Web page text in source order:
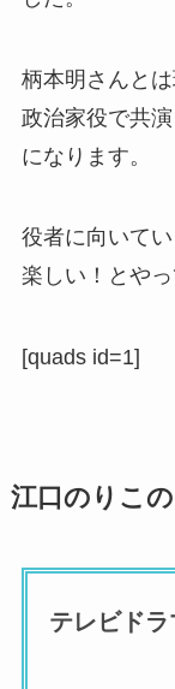
柄本明さんと
政治家役で共
になります。
役者に向いて
楽しい！とやっ
[quads id=1]
江口のりこ
テレビドラ